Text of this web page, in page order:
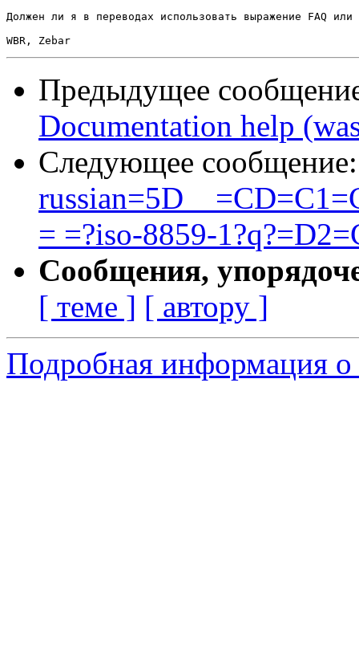
Должен ли я в переводах использовать выражение FAQ или
Предыдущее
Documentation help
Следующее
= =?iso-8859-
Сообщения,
[ теме ] [ автору ]
Подробная информация о